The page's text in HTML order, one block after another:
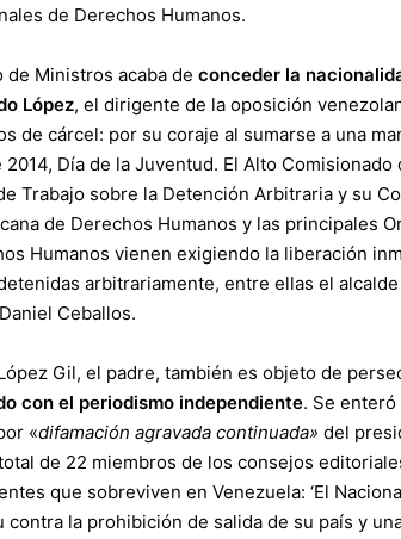
de Derechos Humanos.
de Ministros acaba de conceder la
López, el dirigente de la oposición
de cárcel: por su coraje al sumarse a una
Día de la Juventud. El Alto
Trabajo sobre la Detención Arbitraria y su
de Derechos Humanos y las principales
Humanos vienen exigiendo la liberación
arbitrariamente, entre ellas el
Ceballos.
Gil, el padre, también es objeto de
con el periodismo independiente. Se
«difamación agravada continuada» del
de 22 miembros de los consejos
que sobreviven en Venezuela: ‘El
contra la prohibición de salida de su país y